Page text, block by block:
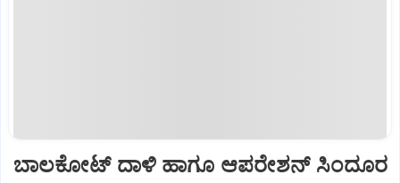
ಬಾಲಕೋಟ್‌ ದಾಳಿ ಹಾಗೂ ಆಪರೇಶನ್‌ ಸಿಂದೂರ